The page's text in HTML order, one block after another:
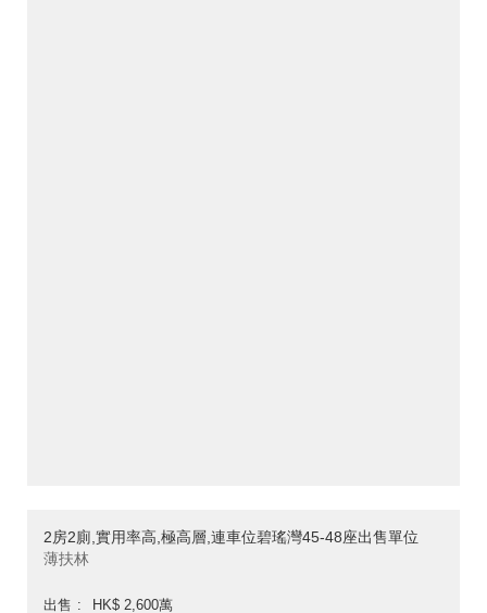
2房2廁,實用率高,極高層,連車位碧瑤灣45-48座出售單位
薄扶林
出售
HK$ 2,600萬